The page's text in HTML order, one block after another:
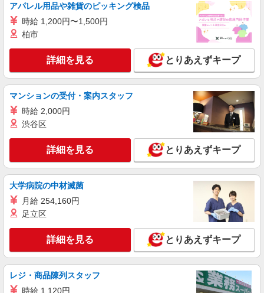
キープ 詳細を見る
ソフトバンク麻生田店
ソフトバンクショップの携帯販売スタッフ
月給 240,000円 〜 300,800円 固定残業代:
37,300円 〜 46,600円（25時間相当） ＊時間外勤
務の有無にかかわらず固定残業代は支給されま
す。また、相当時間を超えて時間外勤務した場合
は1分単位で残業代が追加で支給されます。 試用
る 【試用期間】月給 240000 円 〜 300800 円
■ソフトバンク麻生田店 熊本県 熊本市北区 麻
キープ 詳細を見る
ソフトバンク販売契約社員【熊本市北区エリア】
家電量販店内の携帯販売スタッフ
月給 247,340円 〜 247,340円 試用期間なし ※
経験・能力による 【試用期間】時給 0 円 〜 0 円
■ソフトバンク販売契約社員【熊本市北区エリ
ア】 熊本県熊本市北区
キープ 詳細を見る
アパレル用品や雑貨のピッキング検品
時給 1,200円〜1,500円
柏市
詳細を見る とりあえずキープ
マンションの受付・案内スタッフ
時給 2,000円
渋谷区
詳細を見る とりあえずキープ
大学病院の中材滅菌
月給 254,160円
足立区
詳細を見る とりあえずキープ
レジ・商品陳列スタッフ
時給 1,120円